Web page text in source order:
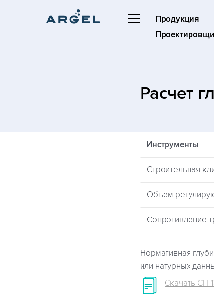
Продукция
Расчет
Инструменты
Строительная
Объем
Сопротивление
Нормативная
или натурных
Скачать СП